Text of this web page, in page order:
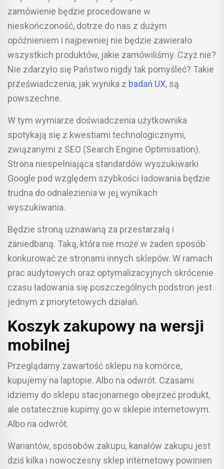
zamówienie będzie procedowane w
nieskończoność, dotrze do nas z dużym
opóźnieniem i najpewniej nie będzie zawierało
wszystkich produktów, jakie zamówiliśmy. Czyż nie?
Nie zdarzyło się Państwo nigdy tak pomyśleć? Takie
przeświadczenia, jak wynika z badań UX, są
powszechne.
W tym wymiarze doświadczenia użytkownika
spotykają się z kwestiami technologicznymi,
związanymi z SEO (Search Engine Optimisation).
Strona niespełniająca standardów wyszukiwarki
Google pod względem szybkości ładowania będzie
trudna do odnalezienia w jej wynikach
wyszukiwania.
Będzie stroną uznawaną za przestarzałą i
zaniedbaną. Taką, która nie może w żaden sposób
konkurować ze stronami innych sklepów. W ramach
prac audytowych oraz optymalizacyjnych skrócenie
czasu ładowania się poszczególnych podstron jest
jednym z priorytetowych działań.
Koszyk zakupowy na wersji
mobilnej
Przeglądamy zawartość sklepu na komórce,
kupujemy na laptopie. Albo na odwrót. Czasami
idziemy do sklepu stacjonarnego obejrzeć produkt,
ale ostatecznie kupimy go w sklepie internetowym.
Albo na odwrót.
Wariantów, sposobów zakupu, kanałów zakupu jest
dziś kilka i nowoczesny sklep internetowy powinien